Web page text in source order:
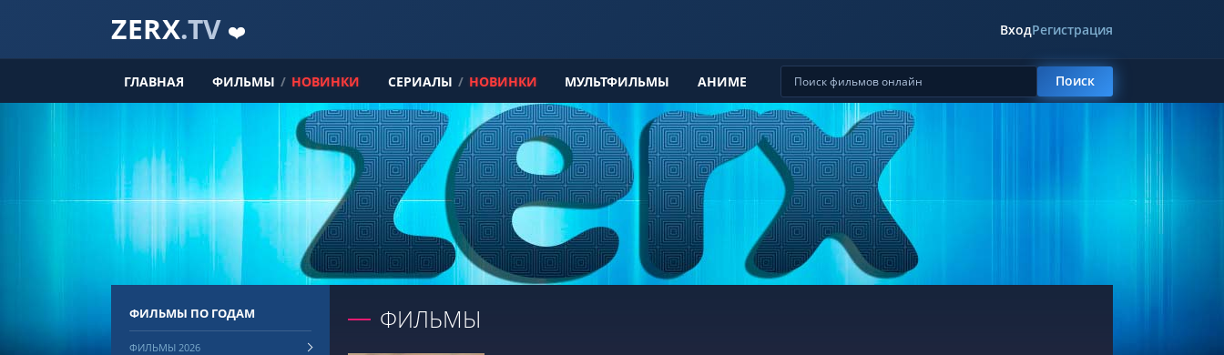
ZERX.TV ❤️ ВходРегистрация
ГЛАВНАЯ ФИЛЬМЫ / НОВИНКИ СЕРИАЛЫ / НОВИНКИ МУЛЬТФИЛЬМЫ АНИМЕ Поиск
ФИЛЬМЫ
ФИЛЬМЫ ПО ГОДАМ
ФИЛЬМЫ 2026